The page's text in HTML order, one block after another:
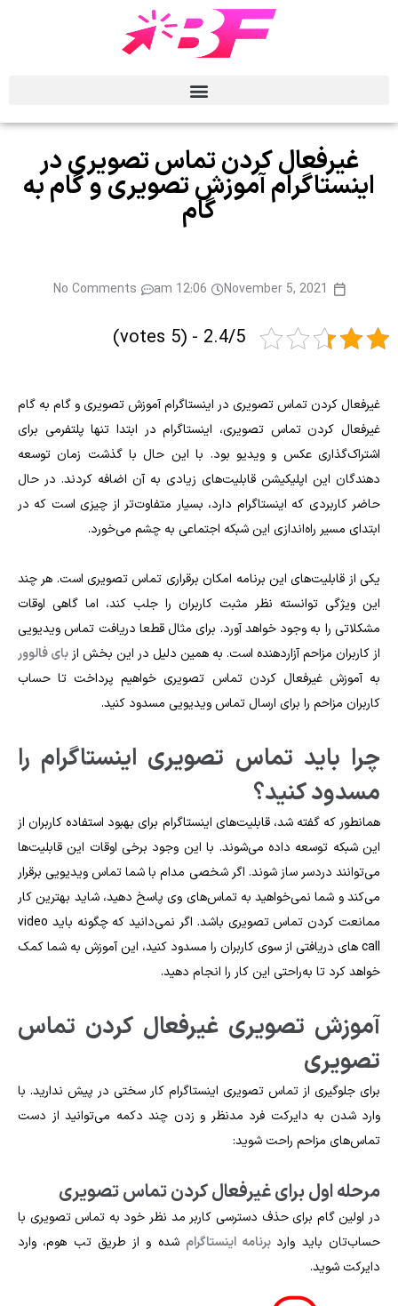
غیرفعال کردن تماس تصویری در
اینستاگرام آموزش تصویری و گام به
گام
November 5, 2021
12:06 am
No Comments
2.4/5 - (5 votes)
غیرفعال کردن تماس تصویری در اینستاگرام آموزش تصویری و گام به گام
غیرفعال کردن تماس تصویری، اینستاگرام در ابتدا تنها پلتفرمی برای
اشتراک‌گذاری عکس و ویدیو بود. با این حال با گذشت زمان توسعه
دهندگان این اپلیکیشن قابلیت‌های زیادی به آن اضافه کردند. در حال
حاضر کاربردی که اینستاگرام دارد، بسیار متفاوت‌تر از چیزی است که در
ابتدای مسیر راه‌اندازی این شبکه اجتماعی به چشم می‌خورد.
یکی از قابلیت‌های این برنامه امکان برقراری تماس تصویری است. هر چند
این ویژگی توانسته نظر مثبت کاربران را جلب کند، اما گاهی اوقات
مشکلاتی را به وجود خواهد آورد. برای مثال قطعا دریافت تماس ویدیویی
از کاربران مزاحم آزاردهنده است. به همین دلیل در این بخش از بای فالوور
به آموزش غیرفعال کردن تماس تصویری خواهیم پرداخت تا حساب
کاربران مزاحم را برای ارسال تماس ویدیویی مسدود کنید.
چرا باید تماس تصویری اینستاگرام را
مسدود کنید؟
همانطور که گفته شد، قابلیت‌های اینستاگرام برای بهبود استفاده کاربران از
این شبکه توسعه داده می‌شوند. با این وجود برخی اوقات این قابلیت‌ها
می‌توانند دردسر ساز شوند. اگر شخصی مدام با شما تماس ویدیویی برقرار
می‌کند و شما نمی‌خواهید به تماس‌های وی پاسخ دهید، شاید بهترین کار
ممانعت کردن تماس تصویری باشد. اگر نمی‌دانید که چگونه باید video
call های دریافتی از سوی کاربران را مسدود کنید، این آموزش به شما کمک
خواهد کرد تا به‌راحتی این کار را انجام دهید.
آموزش تصویری غیرفعال کردن تماس
تصویری
برای جلوگیری از تماس تصویری اینستاگرام کار سختی در پیش ندارید. با
وارد شدن به دایرکت فرد مدنظر و زدن چند دکمه می‌توانید از دست
تماس‌های مزاحم راحت شوید:
مرحله اول برایغیرفعال کردن تماس تصویری
در اولین گام برای حذف دسترسی کاربر مد نظر خود به تماس تصویری با
حساب‌تان باید وارد برنامه اینستاگرام شده و از طریق تب هوم، وارد
دایرکت شوید.